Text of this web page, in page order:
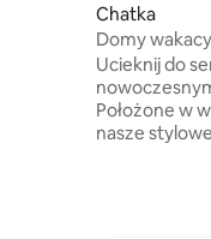
Chatka
Domy
w Harghita
Ucieknij do
Położone w
nasze
to idealne
gości.